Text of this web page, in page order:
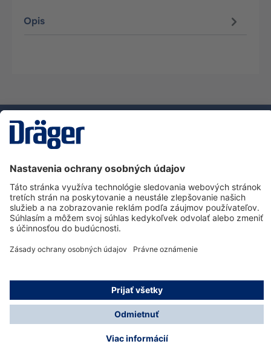
Opis
Zákaznícka infolinka
O spoločnosti Dräger
Informácie
© Dräger Slovensko, s.r.o., 2025
* Všetky ceny bez. DPH plus náklady na dopravu a
prípadné poplatky za doručenie, ak nie je uvedené inak.